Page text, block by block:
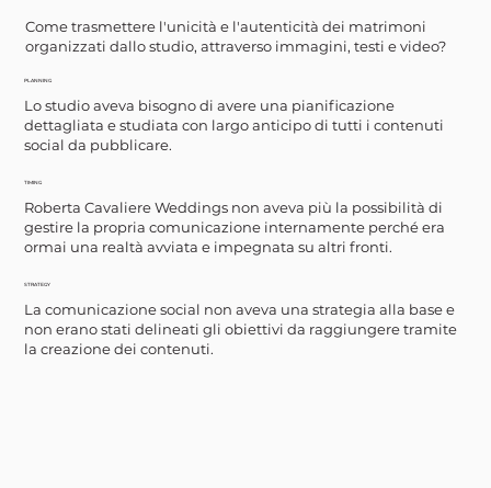
Come trasmettere l'unicità e l'autenticità dei matrimoni
organizzati dallo studio, attraverso immagini, testi e video?
Lo studio aveva bisogno di avere una pianificazione
dettagliata e studiata con largo anticipo di tutti i contenuti
social da pubblicare.
PLANNING
Roberta Cavaliere Weddings non aveva più la possibilità di
gestire la propria comunicazione internamente perché era
ormai una realtà avviata e impegnata su altri fronti.
TIMING
La comunicazione social non aveva una strategia alla base e
non erano stati delineati gli obiettivi da raggiungere tramite
la creazione dei contenuti.
STRATEGY